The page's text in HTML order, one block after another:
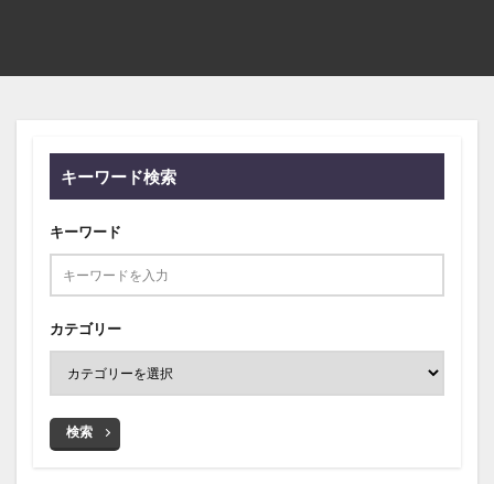
キーワード検索
キーワード
カテゴリー
検索